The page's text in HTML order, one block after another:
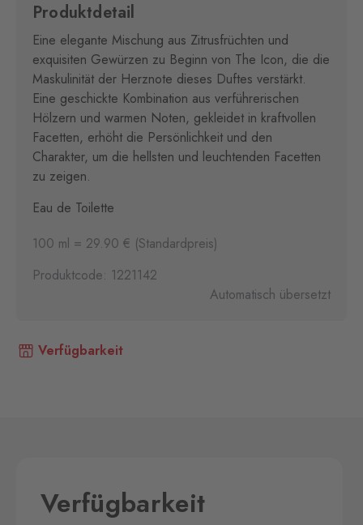
Produktdetail
Eine elegante Mischung aus Zitrusfrüchten und
exquisiten Gewürzen zu Beginn von The Icon, die die
Maskulinität der Herznote dieses Duftes verstärkt.
Eine geschickte Kombination aus verführerischen
Hölzern und warmen Noten, gekleidet in kraftvollen
Facetten, erhöht die Persönlichkeit und den
Charakter, um die hellsten und leuchtenden Facetten
zu zeigen.
Eau de Toilette
100 ml = 29.90 € (Standardpreis)
Produktcode: 1221142
Automatisch übersetzt
Verfügbarkeit
Verfügbarkeit